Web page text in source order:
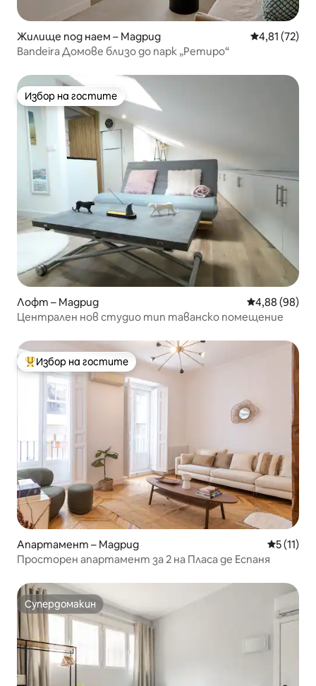
Жилище под наем – Мадрид Средна
4,81 (72)
Bandeira Домове близо до парк „Ретиро“
Избор на гостите
Избор на гостите
Лофт – Мадрид Средна
4,88 (98)
Централен нов студио тип таванско помещение
Най-популярен избор на гостите
Избор на гостите
Апартамент – Мадрид Средна
5 (11)
Просторен апартамент за 2 на Пласа де Еспаня
Супердомакин
Супердомакин